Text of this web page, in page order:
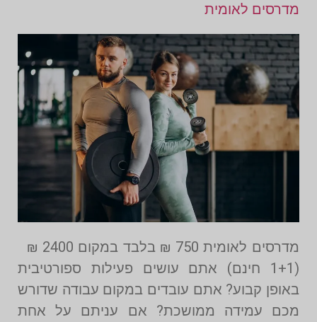
מדרסים לאומית
מדרסים לאומית 750 ₪ בלבד במקום 2400 ₪
(1+1 חינם) אתם עושים פעילות ספורטיבית
באופן קבוע? אתם עובדים במקום עבודה שדורש
מכם עמידה ממושכת? אם עניתם על אחת